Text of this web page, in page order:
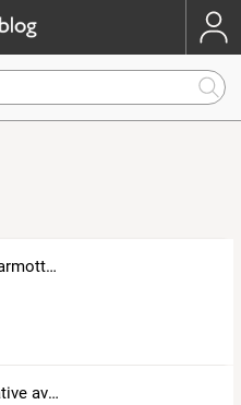
Le blog de FMarmotte5
L'aventure créative avec mes loulous